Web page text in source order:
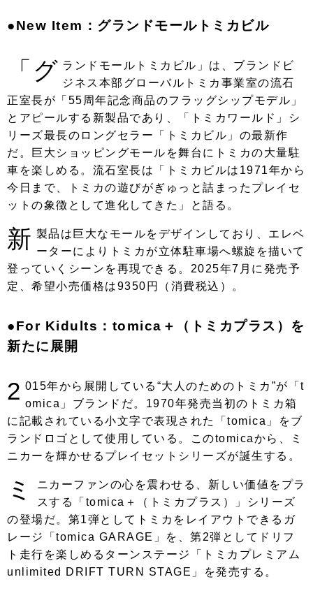
●New Item：グランドモールトミカビル
「グ ランドモールトミカビル」は、ブランドビ
ジネス本部グローバルトミカ事業室の流石
正室長が「55周年記念商品のフラッグシップモデル」
とアピールする新製品であり、「トミカワールド」シ
リーズ最長のロングセラー「トミカビル」の最新作
だ。巨大ショッピングモールを舞台にトミカの大量駐
車を楽しめる。流石室長は「トミカビルは1971年から
今日まで、トミカの遊びがぎゅっと詰まったプレイセ
ットの象徴として進化してきた」と語る。
新 製品は巨大なモールをデザインしており、エレベ
ーターによりトミカが立体駐車場へ螺旋を描いて
登っていくシーンを再現できる。2025年7月に発売予
定、希望小売価格は9350円（消費税込）。
●For Kidults：tomica＋（トミカプラス）を
新たに展開
2 015年から展開している“大人のためのトミカ”が「t
omica」ブランドだ。1970年発売当初のトミカ箱
に記載されている小文字で表現された「tomica」をブ
ランドロゴとして使用している。このtomicaから、ミ
ニカーを輝かせるプレイセットシリーズが誕生する。
ミ
ニカーファンの心を震わせる、新しい価値をプラ
スする「tomica＋（トミカプラス）」シリーズ
の登場だ。第1弾としてトミカをレイアウトできるガ
レージ「tomica GARAGE」を、第2弾としてドリフ
ト走行を楽しめるターンステージ「トミカプレミアム
unlimited DRIFT TURN STAGE」を発売する。